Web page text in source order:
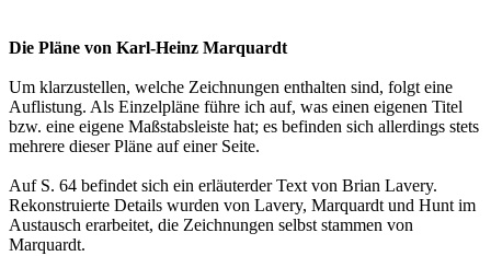
Die Pläne von Karl-Heinz Marquardt
Um klarzustellen, welche Zeichnungen enthalten sind, folgt eine
Auflistung. Als Einzelpläne führe ich auf, was einen eigenen Titel
bzw. eine eigene Maßstabsleiste hat; es befinden sich allerdings stets
mehrere dieser Pläne auf einer Seite.
Auf S. 64 befindet sich ein erläuterder Text von Brian Lavery.
Rekonstruierte Details wurden von Lavery, Marquardt und Hunt im
Austausch erarbeitet, die Zeichnungen selbst stammen von
Marquardt.